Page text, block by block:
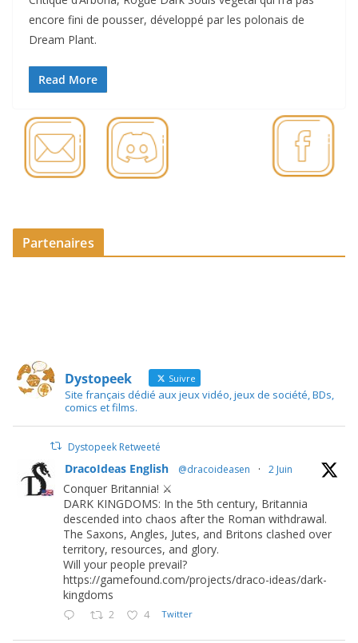
encore fini de pousser, développé par les polonais de
Dream Plant.
Read More
Partenaires
Dystopeek Suivre
Site français dédié aux jeux vidéo, jeux de société, BDs,
comics et films.
Dystopeek Retweeté
DracoIdeas English @dracoideasen · 2 Juin
Conquer Britannia! ⚔️
DARK KINGDOMS: In the 5th century, Britannia
descended into chaos after the Roman withdrawal.
The Saxons, Angles, Jutes, and Britons clashed over
territory, resources, and glory.
Will your people prevail?
https://gamefound.com/projects/draco-ideas/dark-
kingdoms
2 4 Twitter